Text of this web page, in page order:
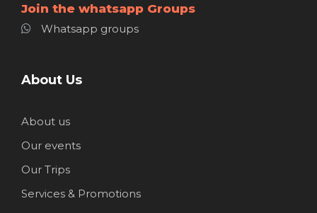
Join the whatsapp Groups
Whatsapp groups
About Us
About us
Our events
Our Trips
Services & Promotions